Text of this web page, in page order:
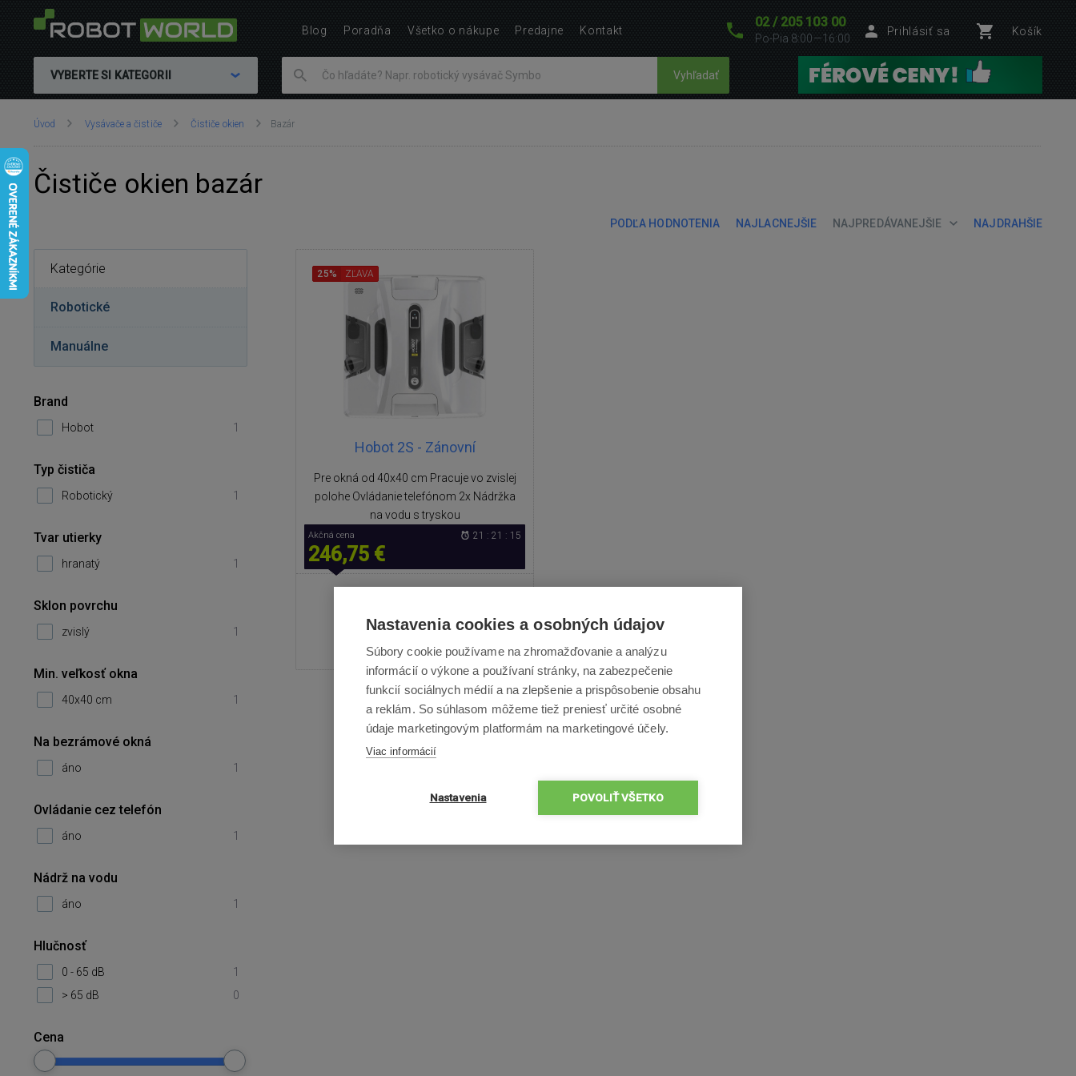
02 / 205 103 00
Po-Pia 8:00—16:00
Prihlásiť sa Košík
VYBERTE SI KATEGORII Vyhľadať
Nachádzate
Úvod Vysávače a čističe Čističe okien Bazár
Čističe okien bazár
PODĽA HODNOTENIA NAJLACNEJŠIE NAJPREDÁVANEJŠIE NAJDRAHŠIE
Hobot 2S - Zánovní
Pre okná od 40x40 cm Pracuje vo zvislej
polohe Ovládanie telefónom 2x Nádržka
na vodu s tryskou
25% ZĽAVA
Akčná cena
246,75 €
21 : 21 : 15
Kategórie
Robotické
Manuálne
Brand
Hobot 1
Typ čističa
Robotický 1
Tvar utierky
hranatý 1
Sklon povrchu
zvislý 1
Min. veľkosť okna
40x40 cm 1
Na bezrámové okná
áno 1
Ovládanie cez telefón
áno 1
Nádrž na vodu
áno 1
Hlučnosť
0 - 65 dB
1
> 65 dB
0
Cena
Blog Poradňa Všetko o nákupe Predajne Kontakt
Nastavenia cookies a osobných údajov
Súbory cookie používame na zhromažďovanie a analýzu
informácií o výkone a používaní stránky, na zabezpečenie
funkcií sociálnych médií a na zlepšenie a prispôsobenie obsahu
a reklám. So súhlasom môžeme tiež preniesť určité osobné
údaje marketingovým platformám na marketingové účely.
Viac informácií
Nastavenia POVOLIŤ VŠETKO